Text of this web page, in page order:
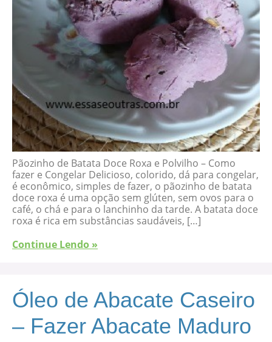
Pãozinho de Batata Doce Roxa e Polvilho – Como
fazer e Congelar Delicioso, colorido, dá para congelar,
é econômico, simples de fazer, o pãozinho de batata
doce roxa é uma opção sem glúten, sem ovos para o
café, o chá e para o lanchinho da tarde. A batata doce
roxa é rica em substâncias saudáveis, […]
Continue Lendo »
Óleo de Abacate Caseiro
– Fazer Abacate Maduro